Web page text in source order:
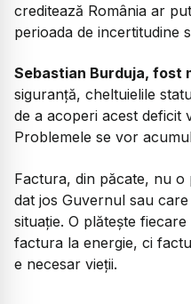
creditează România ar
perioada de incertitudine
Sebastian Burduja, fost
siguranță, cheltuielile
de a acoperi acest deficit
Problemele se vor
Factura, din păcate, nu o
dat jos Guvernul sau
situație. O plătește
factura la energie, ci
e necesar vieții.